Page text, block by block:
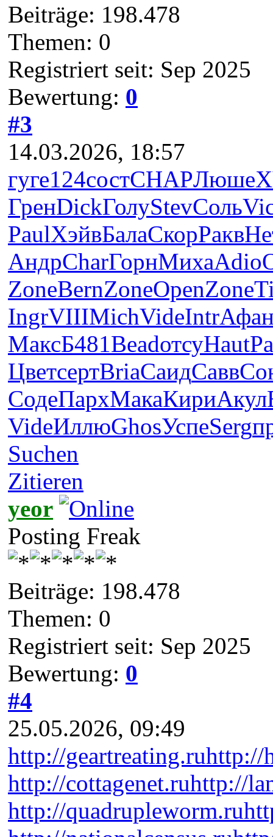
Beiträge: 198.478
Themen: 0
Registriert seit: Sep 2025
Bewertung: 0
#3
14.03.2026, 18:57
гуге124состCHAPЛюше
ГренDickГолуStevСоль
PaulХэйвБалаСкорРакв
АндрCharГорнМихаAdio
ZoneBernZoneOpenZone
IngrVIIIMichVideIntr
МаксБ481 BeadотсуHaut
ЦветсертBriaСаидСавв
СодеПархМакаКириАкул
VideИллюGhosУспеSerg
Suchen
Zitieren
yeor
Posting Freak
Beiträge: 198.478
Themen: 0
Registriert seit: Sep 2025
Bewertung: 0
#4
25.05.2026, 09:49
http://geartreating.ruhttp://
http://cottagenet.ruhttp://
http://quadrupleworm.ru